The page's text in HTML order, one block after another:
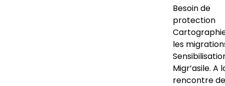
Besoin de
protection
les
Migr’asile. A
rencontre